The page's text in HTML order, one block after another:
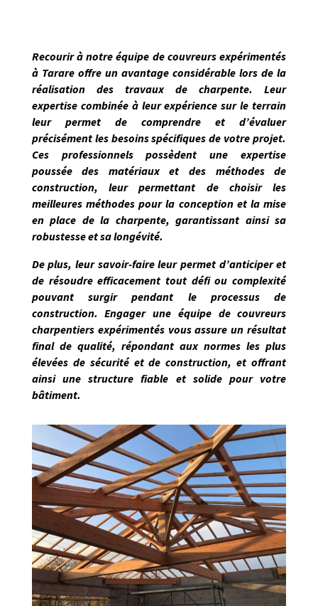
Recourir à notre équipe de couvreurs expérimentés
à Tarareoffre un avantage considérable lors de la
réalisation des travaux de charpente. Leur
expertise combinée à leur expérience sur le terrain
leur permet decomprendre et d’évaluer
précisément les besoins spécifiques de votre projet.
Ces professionnels possèdent une expertise
poussée des matériaux et des méthodes de
construction, leur permettant de choisir les
meilleures méthodes pour la conception et la mise
en place de la charpente, garantissant ainsi sa
robustesse et sa longévité.
De plus, leur savoir-faire leur permet d’anticiper et
de résoudre efficacement tout défi ou complexité
pouvant surgir pendant le processus de
construction. Engager une équipe de couvreurs
charpentiers expérimentés vous assure un résultat
final de qualité, répondantaux normes les plus
élevées de sécurité et de construction, et offrant
ainsi une structure fiable et solide pour votre
bâtiment.